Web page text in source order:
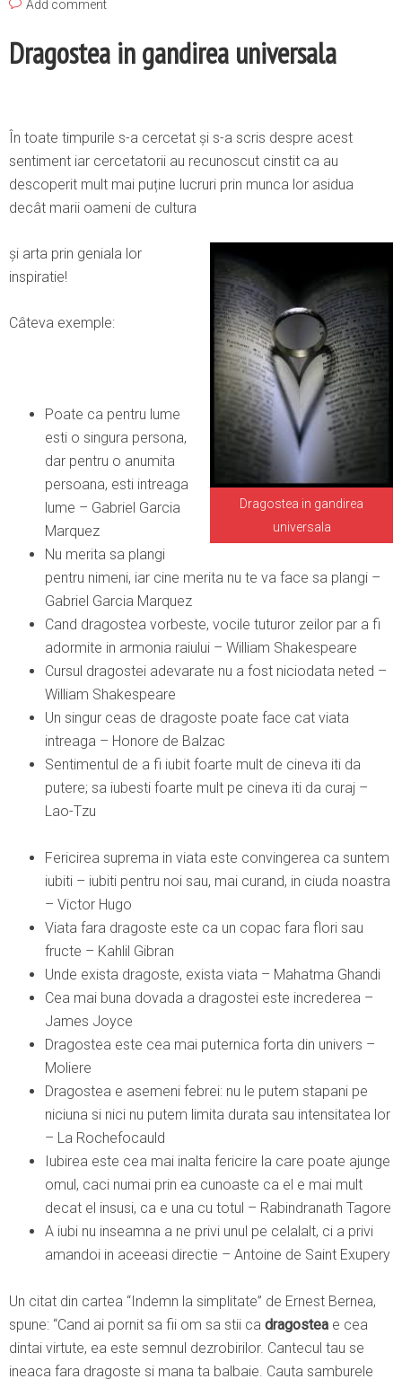
Add comment
Dragostea in gandirea universala
În toate timpurile s-a cercetat și s-a scris despre acest
sentiment iar cercetatorii au recunoscut cinstit ca au
descoperit mult mai puține lucruri prin munca lor asidua
decât marii oameni de cultura
Dragostea in gandirea
universala
și arta prin geniala lor
inspiratie!
Câteva exemple:
Poate ca pentru lume
esti o singura persona,
dar pentru o anumita
persoana, esti intreaga
lume – Gabriel Garcia
Marquez
Nu merita sa plangi
pentru nimeni, iar cine merita nu te va face sa plangi –
Gabriel Garcia Marquez
Cand dragostea vorbeste, vocile tuturor zeilor par a fi
adormite in armonia raiului – William Shakespeare
Cursul dragostei adevarate nu a fost niciodata neted –
William Shakespeare
Un singur ceas de dragoste poate face cat viata
intreaga – Honore de Balzac
Sentimentul de a fi iubit foarte mult de cineva iti da
putere; sa iubesti foarte mult pe cineva iti da curaj –
Lao-Tzu
Fericirea suprema in viata este convingerea ca suntem
iubiti – iubiti pentru noi sau, mai curand, in ciuda noastra
– Victor Hugo
Viata fara dragoste este ca un copac fara flori sau
fructe – Kahlil Gibran
Unde exista dragoste, exista viata – Mahatma Ghandi
Cea mai buna dovada a dragostei este increderea –
James Joyce
Dragostea este cea mai puternica forta din univers –
Moliere
Dragostea e asemeni febrei: nu le putem stapani pe
niciuna si nici nu putem limita durata sau intensitatea lor
– La Rochefocauld
Iubirea este cea mai inalta fericire la care poate ajunge
omul, caci numai prin ea cunoaste ca el e mai mult
decat el insusi, ca e una cu totul – Rabindranath Tagore
A iubi nu inseamna a ne privi unul pe celalalt, ci a privi
amandoi in aceeasi directie – Antoine de Saint Exupery
Un citat din cartea “Indemn la simplitate” de Ernest Bernea,
spune: “Cand ai pornit sa fii om sa stii ca dragostea e cea
dintai virtute, ea este semnul dezrobirilor. Cantecul tau se
ineaca fara dragoste si mana ta balbaie. Cauta samburele